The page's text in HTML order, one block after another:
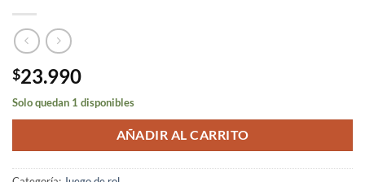
$23.990
Solo quedan 1 disponibles
AÑADIR AL CARRITO